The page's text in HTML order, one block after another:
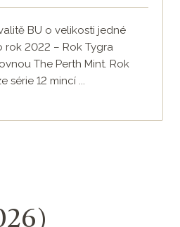
BU o velikosti jedné
rok 2022 – Rok Tygra
The Perth Mint. Rok
série 12 mincí ...